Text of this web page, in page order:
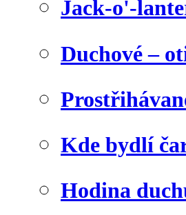
Jack-o'-
Duchové –
Kde bydlí
Hodina